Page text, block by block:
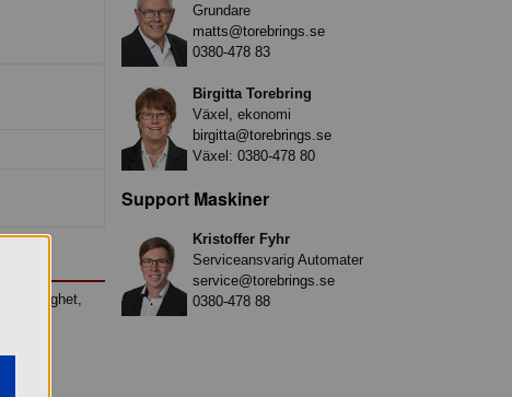
Grundare
matts@torebrings.se
0380-478 83
Birgitta Torebring
Växel, ekonomi
birgitta@torebrings.se
Växel: 0380-478 80
Support Maskiner
Kristoffer Fyhr
Serviceansvarig Automater
service@torebrings.se
0380-478 88